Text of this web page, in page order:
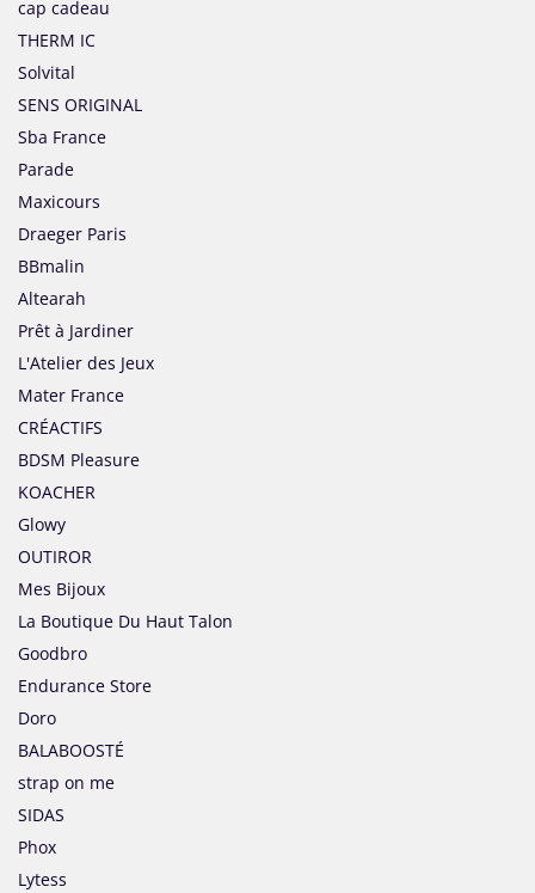
cap cadeau
THERM IC
Solvital
SENS ORIGINAL
Sba France
Parade
Maxicours
Draeger Paris
BBmalin
Altearah
Prêt à Jardiner
L'Atelier des Jeux
Mater France
CRÉACTIFS
BDSM Pleasure
KOACHER
Glowy
OUTIROR
Mes Bijoux
La Boutique Du Haut Talon
Goodbro
Endurance Store
Doro
BALABOOSTÉ
strap on me
SIDAS
Phox
Lytess